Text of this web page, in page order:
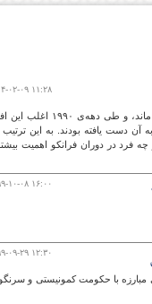
۱۴۰۴-۰۲-۰۹
نکته‌ی جالب این که در مجموع، فاصله‌ی بین موقعیت اطرافیان فرانکو در دوره گذار به دموکراسی ثابت ماند، و
در فاصله سال‌های ۱۹۷۰ تا ۱۹۷۵ در دوره دیکتاتوری به آن دست یافته بودند. به این
چه فرد در دوران فرانکو اهمیت
۱۳۹۹-۱۰-۰۸
۱۳۹۹-۰۹-۲۹
مبارزه با حکومت کمونیستی و